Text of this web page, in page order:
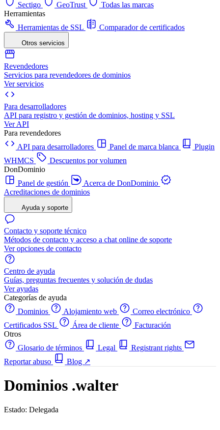
Sectigo
GeoTrust
Todas las marcas
Herramientas
Herramientas de SSL
Comparador de certificados
Otros servicios
Revendedores
Servicios para revendedores de dominios
Ver servicios
Para desarrolladores
API para registro y gestión de dominios, hosting y SSL
Ver API
Para revendedores
API para desarrolladores
Panel de marca blanca
Plugin
WHMCS
Descuentos por volumen
DonDominio
Panel de gestión
Acerca de DonDominio
Acreditaciones de dominios
Ayuda y soporte
Contacto y soporte técnico
Métodos de contacto y acceso a chat online de soporte
Ver opciones de contacto
Centro de ayuda
Guías, preguntas frecuentes y solución de dudas
Ver ayudas
Categorías de ayuda
Dominios
Alojamiento web
Correo electrónico
Certificados SSL
Área de cliente
Facturación
Otros
Glosario de términos
Legal
Registrant rights
Reportar abuso
Blog ↗
Dominios .walter
Estado: Delegada